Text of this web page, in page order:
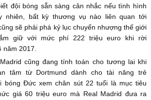
đội bóng sẵn sàng cân nhắc nếu tình hình
nhiên, bất kỳ thương vụ nào liên quan tới
sẽ phải phá kỷ lục chuyển nhượng thế giới
giữ với mức phí 222 triệu euro khi rời
năm 2017.
cũng đang tính toán cho tương lai khi
tâm từ Dortmund dành cho tài năng trẻ
bóng Đức xem chân sút 22 tuổi là mục tiêu
giá 60 triệu euro mà Real Madrid đưa ra